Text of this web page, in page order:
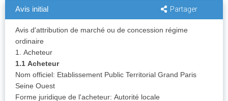
Avis initial Partager
Avis d'attribution de marché ou de concession régime
ordinaire
1. Acheteur
1.1 Acheteur
Nom officiel: Etablissement Public Territorial Grand Paris
Seine Ouest
Forme juridique de l'acheteur: Autorité locale